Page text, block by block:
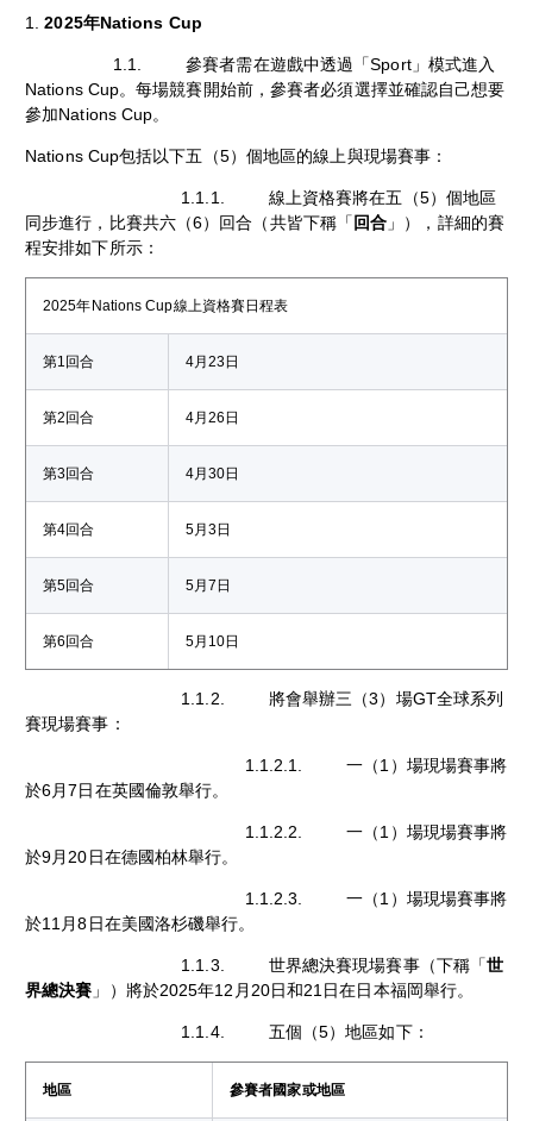
1.2025年Nations Cup
1.1. 參賽者需在遊戲中透過「Sport」模式進入
Nations Cup。每場競賽開始前，參賽者必須選擇並確認自己想要
參加Nations Cup。
Nations Cup包括以下五（5）個地區的線上與現場賽事：
1.1.1. 線上資格賽將在五（5）個地區
同步進行，比賽共六（6）回合（共皆下稱「 回合 」），詳細的賽
程安排如下所示：
2025年Nations Cup線上資格賽日程表
第1回合 4月23日
第2回合 4月26日
第3回合 4月30日
第4回合 5月3日
第5回合 5月7日
第6回合 5月10日
1.1.2. 將會舉辦三（3）場GT全球系列
賽現場賽事：
1.1.2.1. 一（1）場現場賽事將
於6月7日在英國倫敦舉行。
1.1.2.2. 一（1）場現場賽事將
於9月20日在德國柏林舉行。
1.1.2.3. 一（1）場現場賽事將
於11月8日在美國洛杉磯舉行。
1.1.3. 世界總決賽現場賽事（下稱「世
界總決賽 」）將於2025年12月20日和21日在日本福岡舉行。
1.1.4. 五個（5）地區如下：
地區 參賽者國家或地區